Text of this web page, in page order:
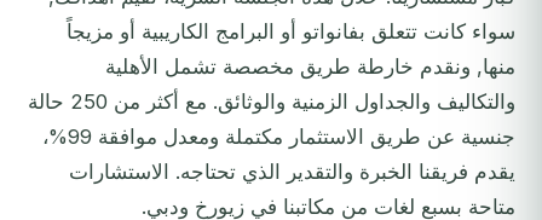
سواء كانت تتعلق بفانواتو أو البرامج الكاريبية أو مزيجاً
منها, ونقدم خارطة طريق مخصصة تشمل الأهلية
والتكاليف والجداول الزمنية والوثائق. مع أكثر من 250 حالة
جنسية عن طريق الاستثمار مكتملة ومعدل موافقة 99%،
يقدم فريقنا الخبرة والتقدير الذي تحتاجه. الاستشارات
متاحة بسبع لغات من مكاتبنا في زيورخ ودبي.